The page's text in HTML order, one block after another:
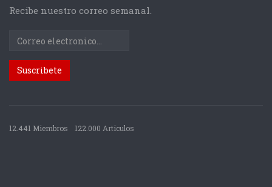
Recibe nuestro correo semanal.
12.441 Miembros 122.000 Articulos